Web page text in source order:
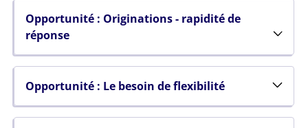
Opportunité : Originations - rapidité de
réponse
Opportunité : Le besoin de flexibilité